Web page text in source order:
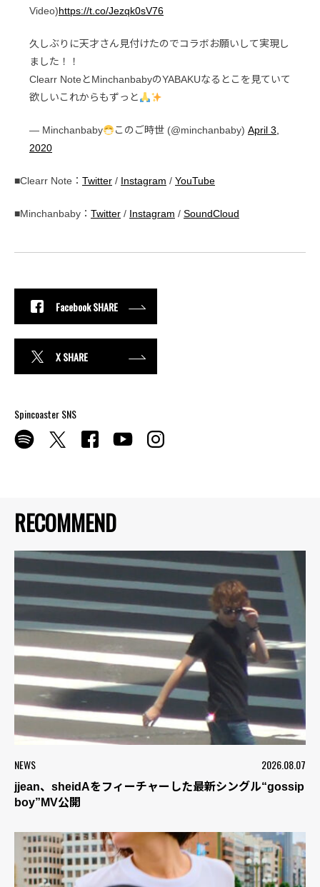
RECOMMEND
NEWS 2026.08.07
jjean、sheidAをフィーチャーした最新シングル“gossip
boy”MV公開
Video)https://t.co/Jezqk0sV76
久しぶりに天才さん見付けたのでコラボお願いして実現し
ました！！
Clearr NoteとMinchanbabyのYABAKUなるとこを見ていて
欲しいこれからもずっと
— Minchanbaby このご時世 (@minchanbaby) April 3,
2020
■Clearr Note： Twitter / Instagram / YouTube
■Minchanbaby： Twitter / Instagram / SoundCloud
Facebook SHARE
X SHARE
Spincoaster SNS